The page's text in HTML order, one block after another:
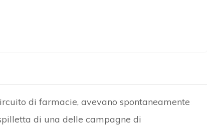
di farmacie, avevano spontaneamente
di una delle campagne di